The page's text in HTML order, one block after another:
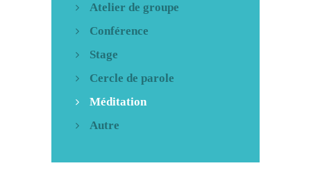
Atelier de groupe
Conférence
Stage
Cercle de parole
Méditation
Autre